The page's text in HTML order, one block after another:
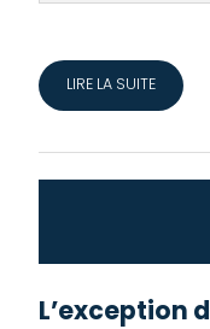
LIRE LA SUITE
L’exception